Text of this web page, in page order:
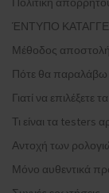
ΈΝΤΥΠΟ
Μέθοδος
Πότε θα παραλάβω
Γιατί να επιλέξετε
Τι είναι τα testers
Αντοχή των
Μόνο αυθεντικά